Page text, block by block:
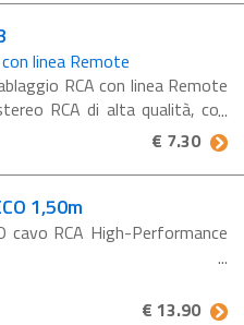
linea Remote
RCA con linea Remote
RCA di alta qualità, con
ritorto, incl. filo remoto
€ 7.30
1,50m
cavo RCA High-Performance
€ 13.90